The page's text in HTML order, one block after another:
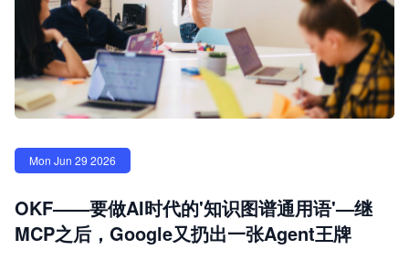
Mon Jun 29 2026
OKF——要做AI时代的'知识图谱通用语'—继
MCP之后，Google又扔出一张Agent王牌